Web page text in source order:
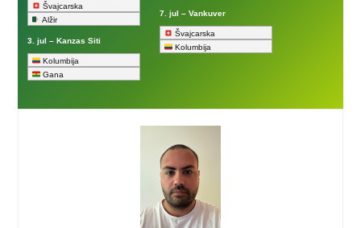
Švajcarska
Alžir
3. jul – Kanzas Siti
Kolumbija
Gana
7. jul – Vankuver
Švajcarska
Kolumbija